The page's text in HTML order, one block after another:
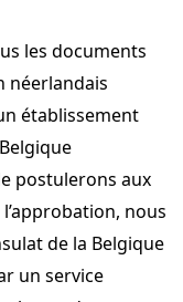
les documents
néerlandais
établissement
postulerons aux
nous
de la Belgique
un service